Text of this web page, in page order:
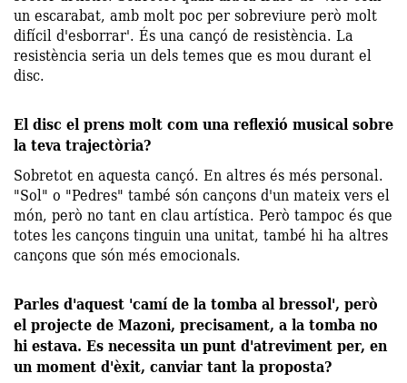
un escarabat, amb molt poc per sobreviure però molt
difícil d'esborrar'. És una cançó de resistència. La
resistència seria un dels temes que es mou durant el
disc.
El disc el prens molt com una reflexió musical sobre
la teva trajectòria?
Sobretot en aquesta cançó. En altres és més personal.
"Sol" o "Pedres" també són cançons d'un mateix vers el
món, però no tant en clau artística. Però tampoc és que
totes les cançons tinguin una unitat, també hi ha altres
cançons que són més emocionals.
Parles d'aquest 'camí de la tomba al bressol', però
el projecte de Mazoni, precisament, a la tomba no
hi estava. Es necessita un punt d'atreviment per, en
un moment d'èxit, canviar tant la proposta?